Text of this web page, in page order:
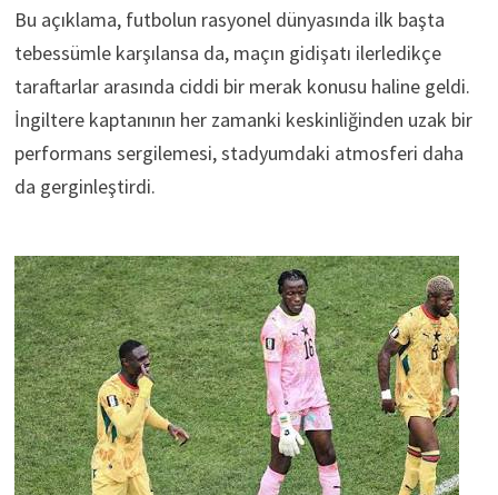
Bu açıklama, futbolun rasyonel dünyasında ilk başta
tebessümle karşılansa da, maçın gidişatı ilerledikçe
taraftarlar arasında ciddi bir merak konusu haline geldi.
İngiltere kaptanının her zamanki keskinliğinden uzak bir
performans sergilemesi, stadyumdaki atmosferi daha
da gerginleştirdi.